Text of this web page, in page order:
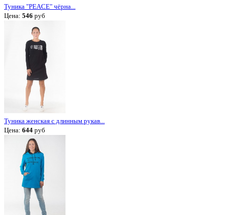
Туника "PEACE" чёрна...
Цена: 546 руб
Туника женская с длинным рукав...
Цена: 644 руб